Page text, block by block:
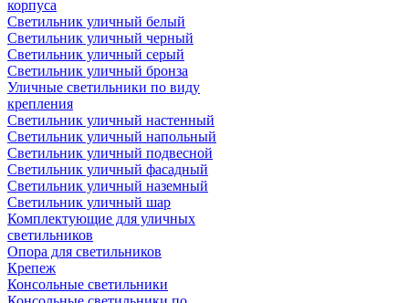
корпуса
Светильник уличный белый
Светильник уличный черный
Светильник уличный серый
Светильник уличный бронза
Уличные светильники по виду
крепления
Светильник уличный настенный
Светильник уличный напольный
Светильник уличный подвесной
Светильник уличный фасадный
Светильник уличный наземный
Cветильник уличный шар
Комплектующие для уличных
светильников
Опора для светильников
Крепеж
Консольные светильники